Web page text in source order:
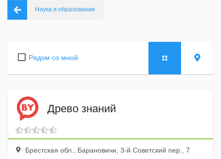
Наука и образование
Рядом со мной
Древо знаний
Брестская обл., Барановичи, 3-й Советский пер., 7